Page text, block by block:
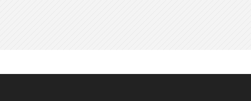
Síguenos en Instagram